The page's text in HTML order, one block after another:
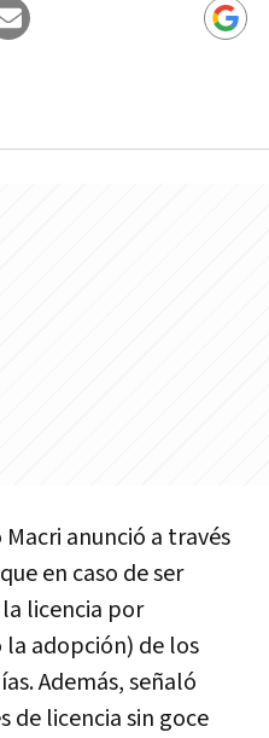
anunció a través
en caso de ser
licencia por
adopción) de los
Además, señaló
de licencia sin goce